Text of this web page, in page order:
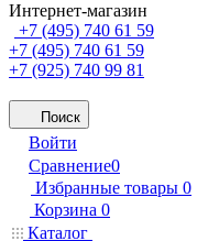
Интернет-магазин
+7 (495) 740 61 59
+7 (495) 740 61 59
+7 (925) 740 99 81
Поиск
Войти
Сравнение0
Избранные товары 0
Корзина 0
Каталог